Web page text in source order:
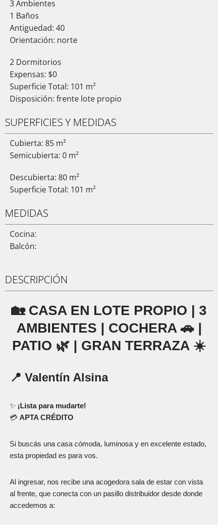
3 Ambientes
1 Baños
Antiguedad: 40
Orientación: norte
2 Dormitorios
Expensas: $0
Superficie Total: 101 m²
Disposición: frente lote propio
SUPERFICIES Y MEDIDAS
Cubierta: 85 m²
Semicubierta: 0 m²
Descubierta: 80 m²
Superficie Total: 101 m²
MEDIDAS
Cocina:
Balcón:
DESCRIPCIÓN
🏡 CASA EN LOTE PROPIO | 3
AMBIENTES | COCHERA 🚗 |
PATIO 🌿 | GRAN TERRAZA ☀️
📍 Valentín Alsina
✨ ¡Lista para mudarte!
💳 APTA CRÉDITO
Si buscás una casa cómoda, luminosa y en excelente estado,
esta propiedad es para vos.
Al ingresar, nos recibe una acogedora sala de estar con vista
al frente, que conecta con un pasillo distribuidor desde donde
accedemos a: